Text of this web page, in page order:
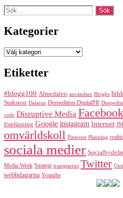
Sök
efter:
Kategorier
Kategorier
Etiketter
#blogg100 Almedalen användare Berghs
Stakston Dalarna Deepedition DigitalPR
code Disruptive Media Facebook
föreläsning Google instagram Internet
omvärldskoll Pinterest Planning
sociala medier
Media Week Strategi transparens Twitter
webbdagarna Youtube